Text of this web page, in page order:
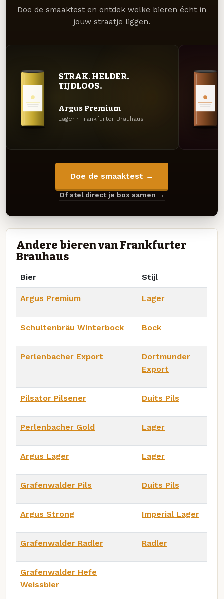
Doe de smaaktest en ontdek welke bieren écht in
jouw straatje liggen.
STRAK. HELDER.
TIJDLOOS.
Argus Premium
Lager · Frankfurter Brauhaus
Doe de smaaktest →
Of stel direct je box samen →
Andere bieren van Frankfurter
Brauhaus
Bier Stijl
Argus Premium Lager
Schultenbräu Winterbock Bock
Perlenbacher Export
Dortmunder
Export
Pilsator Pilsener Duits Pils
Perlenbacher Gold Lager
Argus Lager Lager
Grafenwalder Pils Duits Pils
Argus Strong Imperial Lager
Grafenwalder Radler Radler
Grafenwalder Hefe
Weissbier